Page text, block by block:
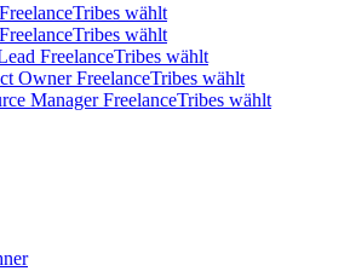
wählt
wählt
FreelanceTribes wählt
Owner FreelanceTribes wählt
Manager FreelanceTribes wählt